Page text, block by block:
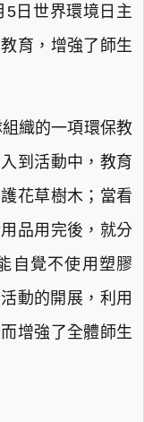
5日世界環境日主
育，增強了師生
織的一項環保教
到活動中，教育
花草樹木；當看
品用完後，就分
自覺不使用塑膠
動的開展，利用
增強了全體師生